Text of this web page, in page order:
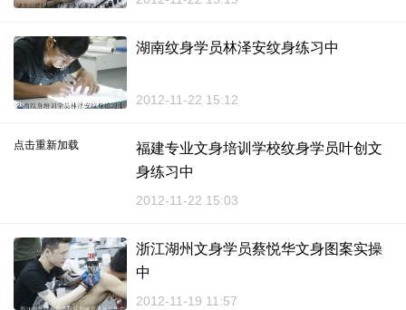
湖南纹身学员林泽安纹身练习中
2012-11-22 15:12
点击重新加载
福建专业文身培训学校纹身学员叶创文
身练习中
2012-11-22 15:03
浙江湖州文身学员蔡悦华文身图案实操
中
2012-11-19 11:57